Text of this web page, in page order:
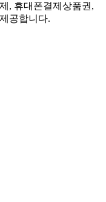
, 휴대폰결제상품권,
공합니다.